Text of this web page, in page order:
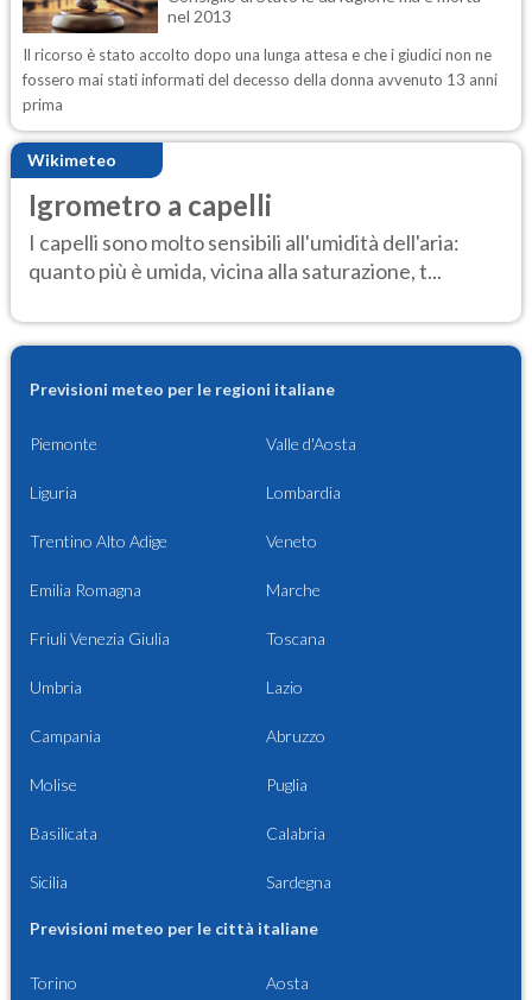
nel 2013
Il ricorso è stato accolto dopo una lunga attesa e che i giudici non ne
fossero mai stati informati del decesso della donna avvenuto 13 anni
prima
Wikimeteo
Igrometro a capelli
I capelli sono molto sensibili all'umidità dell'aria:
quanto più è umida, vicina alla saturazione, t...
Previsioni meteo per le regioni italiane
Piemonte Valle d'Aosta
Liguria Lombardia
Trentino Alto Adige Veneto
Emilia Romagna Marche
Friuli Venezia Giulia Toscana
Umbria Lazio
Campania Abruzzo
Molise Puglia
Basilicata Calabria
Sicilia Sardegna
Previsioni meteo per le città italiane
Torino Aosta